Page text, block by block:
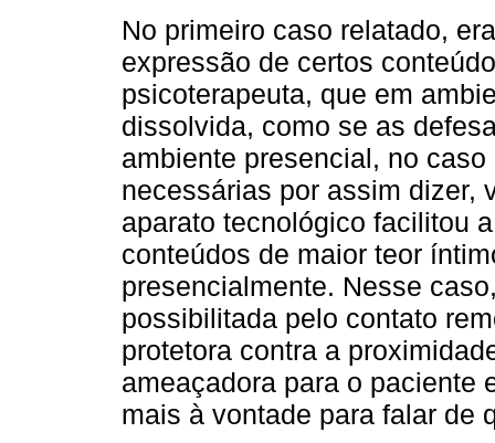
No primeiro caso relatado,
expressão de certos
psicoterapeuta, que em
dissolvida, como se as
ambiente presencial, no
necessárias por assim dizer,
aparato tecnológico facilitou
conteúdos de maior teor
presencialmente. Nesse
possibilitada pelo contato
protetora contra a
ameaçadora para o paciente
mais à vontade para falar de